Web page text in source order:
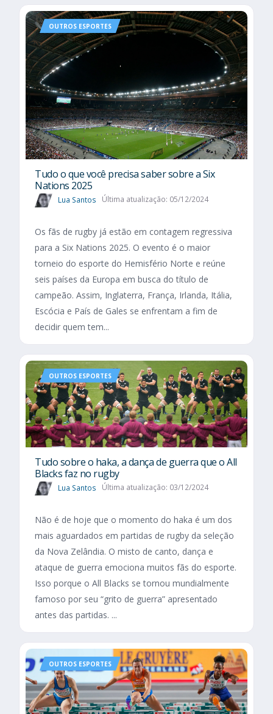
OUTROS ESPORTES
Tudo o que você precisa saber sobre a Six
Nations 2025​
Lua Santos Última atualização: 05/12/2024
Os fãs de rugby já estão em contagem regressiva
para a Six Nations 2025. O evento é o maior
torneio do esporte do Hemisfério Norte e reúne
seis países da Europa em busca do título de
campeão. Assim, Inglaterra, França, Irlanda, Itália,
Escócia e País de Gales se enfrentam a fim de
decidir quem tem...
OUTROS ESPORTES
Tudo sobre o haka, a dança de guerra que o All
Blacks faz no rugby
Lua Santos Última atualização: 03/12/2024
Não é de hoje que o momento do haka é um dos
mais aguardados em partidas de rugby da seleção
da Nova Zelândia. O misto de canto, dança e
ataque de guerra emociona muitos fãs do esporte.
Isso porque o All Blacks se tornou mundialmente
famoso por seu “grito de guerra” apresentado
antes das partidas. ...
OUTROS ESPORTES